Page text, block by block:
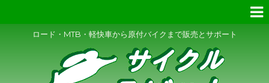
ロード・MTB・軽快車から原付バイクまで販売とサポート